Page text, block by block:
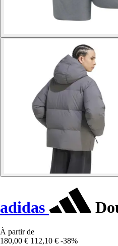
adidas
À partir de
180,00 € 112,10 € -38%